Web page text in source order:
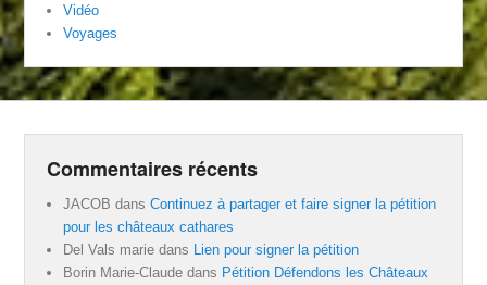
Vidéo
Voyages
Commentaires récents
JACOB dansContinuez à partager et faire signer la pétition
pour les châteaux cathares
Del Vals marie dans
Lien pour signer la pétition
Borin Marie-Claude dans Pétition Défendons les Châteaux